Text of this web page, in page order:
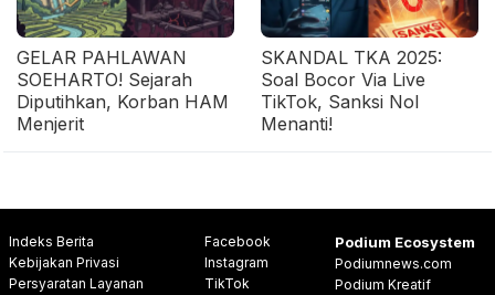
GELAR PAHLAWAN
SOEHARTO! Sejarah
Diputihkan, Korban HAM
Menjerit
SKANDAL TKA 2025:
Soal Bocor Via Live
TikTok, Sanksi Nol
Menanti!
Indeks Berita
Kebijakan Privasi
Persyaratan Layanan
Facebook
Instagram
TikTok
Podium Ecosystem
Podiumnews.com
Podium Kreatif